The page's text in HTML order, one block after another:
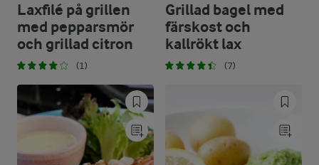
Laxfilé på grillen
med pepparsmör
och grillad citron
(1)
Grillad bagel med
färskost och
kallrökt lax
(7)